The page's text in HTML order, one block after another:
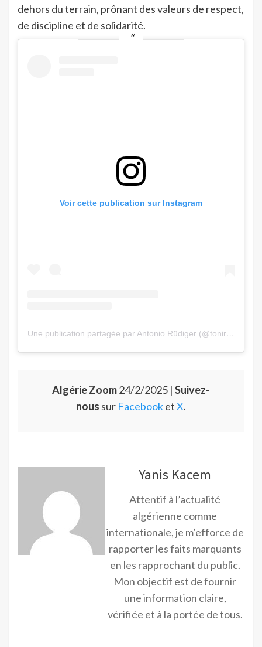
dehors du terrain, prônant des valeurs de respect,
de discipline et de solidarité.
Voir cette publication sur Instagram
Une publication partagée par Antonio Rüdiger (@toniruediger)
Algérie Zoom24/2/2025 | Suivez-
nous sur FacebooketX.
Yanis Kacem
Attentif à l’actualité
algérienne comme
internationale, je m’efforce de
rapporter les faits marquants
en les rapprochant du public.
Mon objectif est de fournir
une information claire,
vérifiée et à la portée de tous.